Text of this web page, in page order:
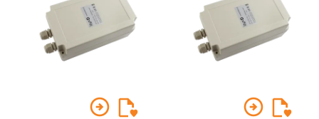
arrow_circle_right arrow_circle_right